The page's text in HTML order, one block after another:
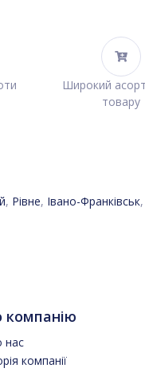
Широкий
товару
, Рівне, Івано-Франківськ,
компанію
нас
компанії